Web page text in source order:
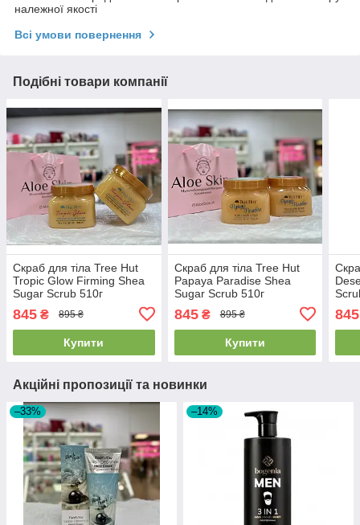
належної якості
Всі умови повернення
Подібні товари компанії
Скраб для тіла Tree Hut
Tropic Glow Firming Shea
Sugar Scrub 510г
845 ₴ 895 ₴
Купити
Скраб для тіла Tree Hut
Papaya Paradise Shea
Sugar Scrub 510г
845₴ 895 ₴
Купити
845
Акційні пропозиції та новинки
–33% –14%